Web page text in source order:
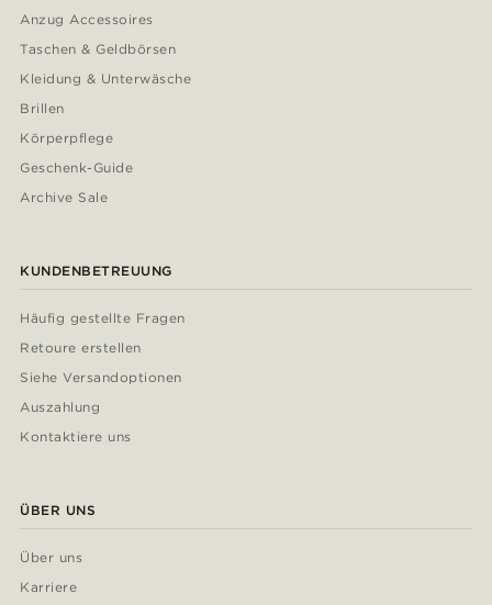
Anzug Accessoires
Taschen & Geldbörsen
Kleidung & Unterwäsche
Brillen
Körperpflege
Geschenk-Guide
Archive Sale
KUNDENBETREUUNG
Häufig gestellte Fragen
Retoure erstellen
Siehe Versandoptionen
Auszahlung
Kontaktiere uns
ÜBER UNS
Über uns
Karriere